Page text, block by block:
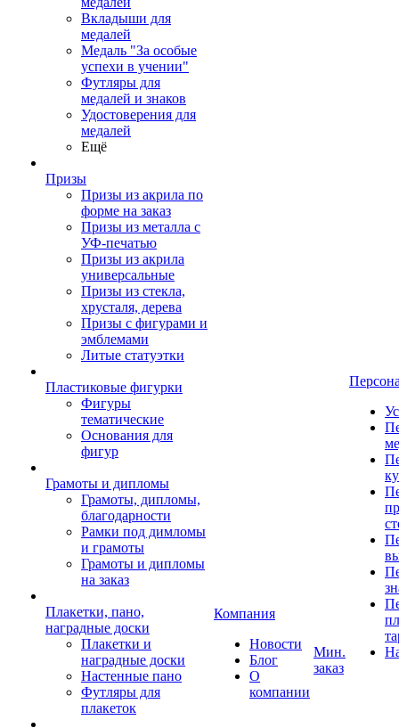
Вкладыши для
медалей
Медаль "За особые
успехи в учении"
Футляры для
медалей и знаков
Удостоверения для
медалей
Ещё
Призы
Призы из акрила по
форме на заказ
Призы из металла с
УФ-печатью
Призы из акрила
универсальные
Призы из стекла,
хрусталя, дерева
Призы с фигурами и
эмблемами
Литые статуэтки
Пластиковые фигурки
Фигуры
тематические
Основания для
фигур
Грамоты и дипломы
Грамоты, дипломы,
благодарности
Рамки под димломы
и грамоты
Грамоты и дипломы
на заказ
Плакетки, пано,
наградные доски
Плакетки и
наградные доски
Настенные пано
Футляры для
плакеток
Компания
Новости
Блог
О
компании
Мин.
заказ